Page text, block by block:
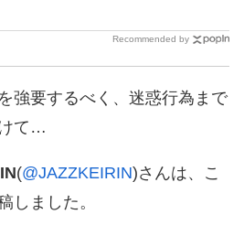
Recommended by
強要するべく、迷惑行為まで
て…
(@JAZZKEIRIN)さんは、こ
しました。